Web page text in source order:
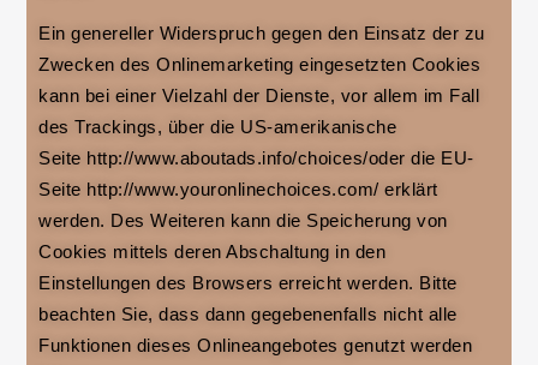
Ein genereller Widerspruch gegen den Einsatz der zu
Zwecken des Onlinemarketing eingesetzten Cookies
kann bei einer Vielzahl der Dienste, vor allem im Fall
des Trackings, über die US-amerikanische
Seite http://www.aboutads.info/choices/oder die EU-
Seite http://www.youronlinechoices.com/ erklärt
werden. Des Weiteren kann die Speicherung von
Cookies mittels deren Abschaltung in den
Einstellungen des Browsers erreicht werden. Bitte
beachten Sie, dass dann gegebenenfalls nicht alle
Funktionen dieses Onlineangebotes genutzt werden